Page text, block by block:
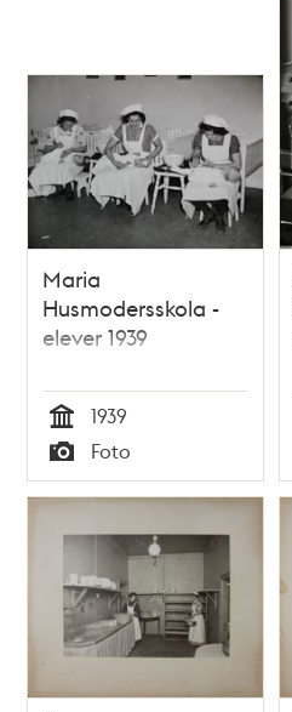
Maria
Husmodersskola -
elever 1939
Tid
1939
Typ
Foto